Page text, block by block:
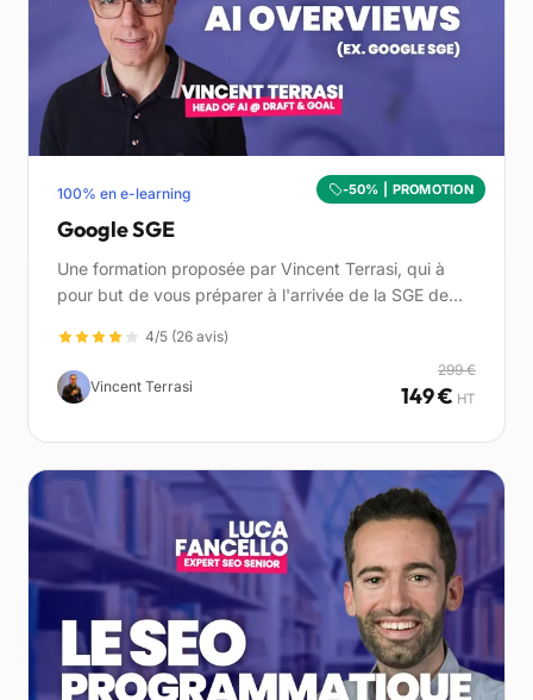
-50% | PROMOTION
100% en e-learning
Google SGE
Une formation proposée par Vincent Terrasi, qui à
pour but de vous préparer à l'arrivée de la SGE de
Generative Experience et prenez de l'avance sur vos
concurrents !
4/5 (26 avis)
Vincent Terrasi
299 €
149 € HT